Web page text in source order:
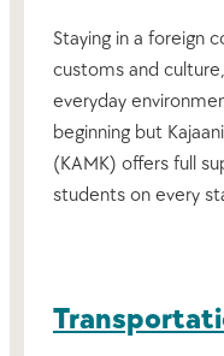
Staying in a foreign
customs and
everyday
beginning but
(KAMK) offers full
students on every